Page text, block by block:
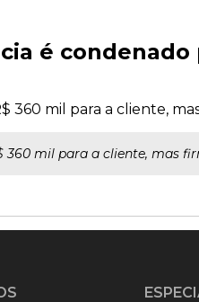
é
360 mil para a cliente,
360 mil para a cliente, mas